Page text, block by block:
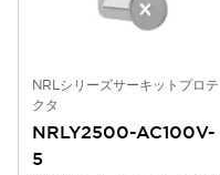
NRLシリーズサーキットプロテ
クタ
NRLY2500-AC100V-
5